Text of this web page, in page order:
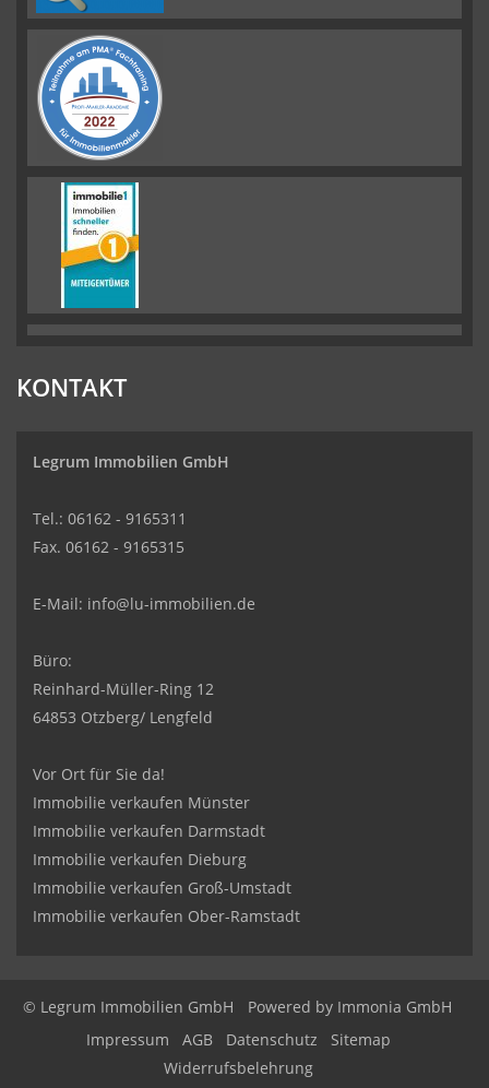
KONTAKT
Legrum Immobilien GmbH
Tel.: 06162 - 9165311
Fax. 06162 - 9165315
E-Mail: info@lu-immobilien.de
Büro:
Reinhard-Müller-Ring 12
64853 Otzberg/ Lengfeld
Vor Ort für Sie da!
Immobilie verkaufen Münster
Immobilie verkaufen Darmstadt
Immobilie verkaufen Dieburg
Immobilie verkaufen Groß-Umstadt
Immobilie verkaufen Ober-Ramstadt
© Legrum Immobilien GmbH Powered by Immonia GmbH
Impressum
AGB Datenschutz
Sitemap
Widerrufsbelehrung